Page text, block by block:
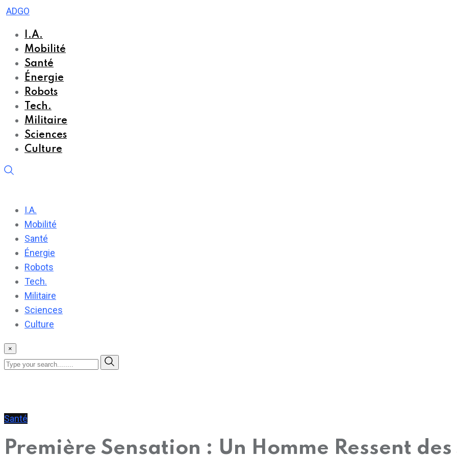
Skip
content
ADGO
I.A.
Mobilité
Santé
Énergie
Robots
Tech.
Militaire
Sciences
Culture
I.A.
Mobilité
Santé
Énergie
Robots
Tech.
Militaire
Sciences
Culture
×
Santé
Première Sensation : Un Homme Ressent